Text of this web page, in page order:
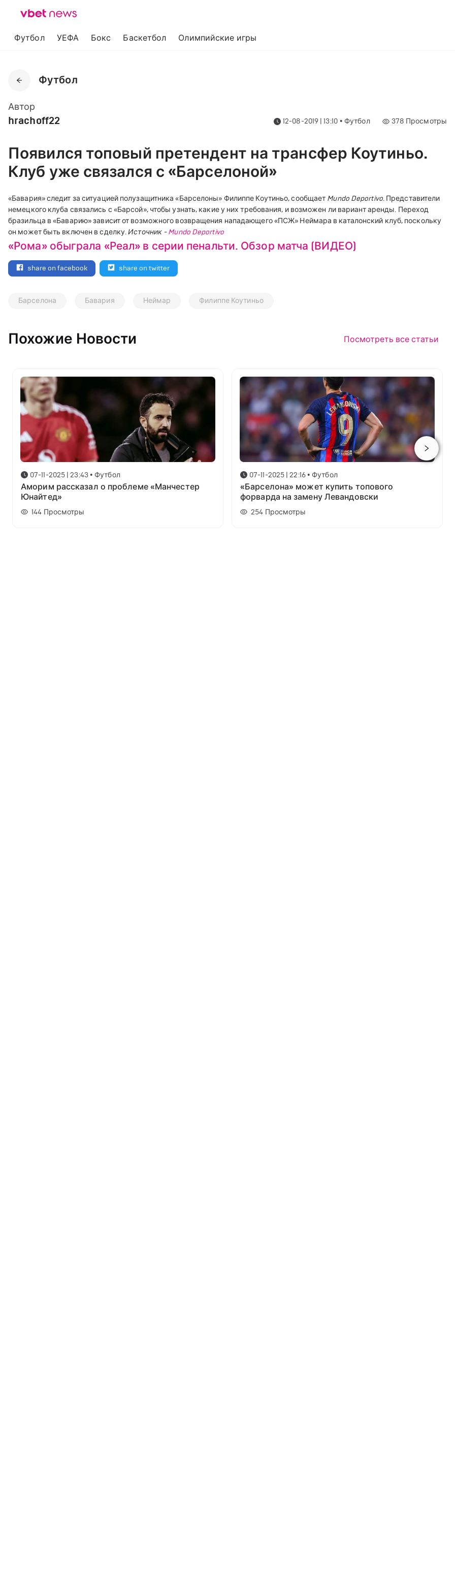
Футбол УЕФА Бокс Баскетбол Олимпийские игры
Футбол
Автор
hrachoff22 12-08-2019 | 13:10 • Футбол 378 Просмотры
Появился топовый претендент на трансфер Коутиньо.
Клуб уже связался с «Барселоной»
«Бавария» следит за ситуацией полузащитника «Барселоны» Филиппе Коутиньо, сообщает Mundo Deportivo. Представители
немецкого клуба связались с «Барсой», чтобы узнать, какие у них требования, и возможен ли вариант аренды. Переход
бразильца в «Баварию» зависит от возможного возвращения нападающего «ПСЖ» Неймара в каталонский клуб, поскольку
он может быть включен в сделку.Источник -Mundo Deportivo
«Рома» обыграла «Реал» в серии пенальти. Обзор матча (ВИДЕО)
share on facebook share on twitter
Барселона Бавария Неймар Филиппе Коутиньо
Похожие Новости Посмотреть все статьи
07-11-2025 | 23:43 • Футбол
Аморим рассказал о проблеме «Манчестер
Юнайтед»
144 Просмотры
07-11-2025 | 22:16 • Футбол
«Барселона» может купить топового
форварда на замену Левандовски
254 Просмотры